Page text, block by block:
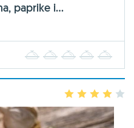
paprike i...
2 3 4
2 3 4